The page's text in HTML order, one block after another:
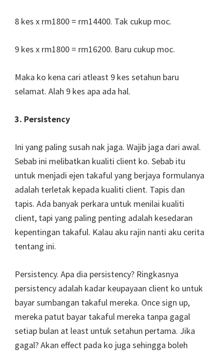
8 kes x rm1800 = rm14400. Tak cukup moc.
9 kes x rm1800 = rm16200. Baru cukup moc.
Maka ko kena cari atleast 9 kes setahun baru
selamat. Alah 9 kes apa ada hal.
3. Persistency
Ini yang paling susah nak jaga. Wajib jaga dari awal.
Sebab ini melibatkan kualiti client ko. Sebab itu
untuk menjadi ejen takaful yang berjaya formulanya
adalah terletak kepada kualiti client. Tapis dan
tapis. Ada banyak perkara untuk menilai kualiti
client, tapi yang paling penting adalah kesedaran
kepentingan takaful. Kalau aku rajin nanti aku cerita
tentang ini.
Persistency. Apa dia persistency? Ringkasnya
persistency adalah kadar keupayaan client ko untuk
bayar sumbangan takaful mereka. Once sign up,
mereka patut bayar takaful mereka tanpa gagal
setiap bulan at least untuk setahun pertama. Jika
gagal? Akan effect pada ko juga sehingga boleh